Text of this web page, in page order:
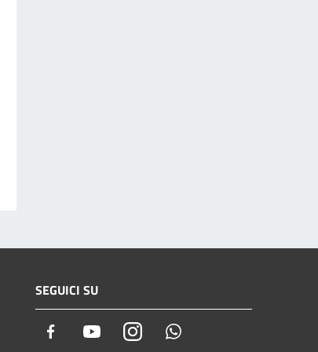
SEGUICI SU
Facebook YoutubeInstagram